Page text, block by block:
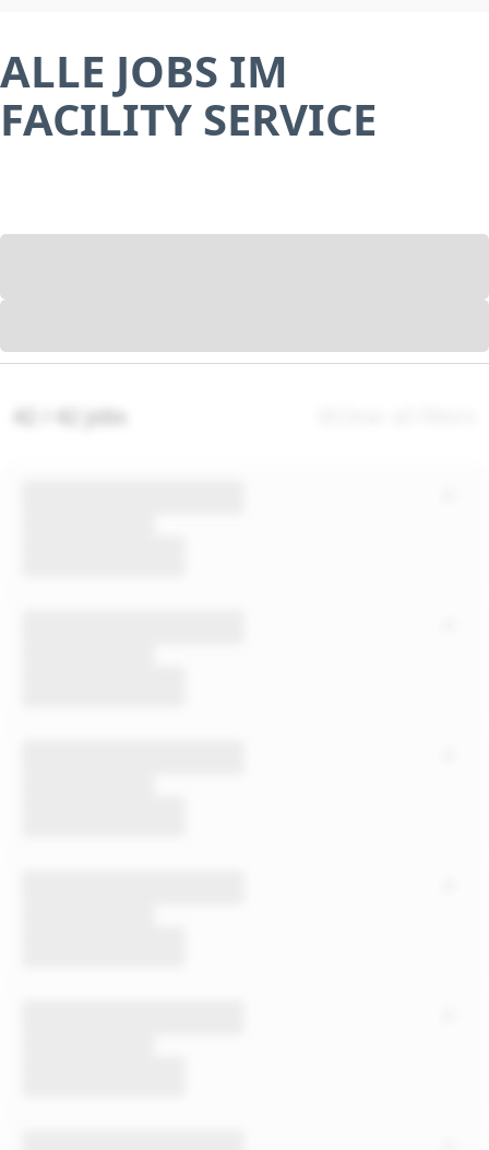
ALLE JOBS IM
FACILITY SERVICE
42 / 42 jobs